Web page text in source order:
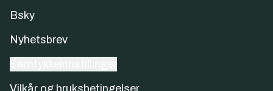
Bsky
Nyhetsbrev